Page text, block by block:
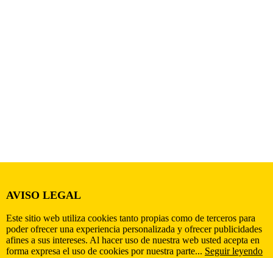
AVISO LEGAL
Este sitio web utiliza cookies tanto propias como de terceros para
poder ofrecer una experiencia personalizada y ofrecer publicidades
afines a sus intereses. Al hacer uso de nuestra web usted acepta en
forma expresa el uso de cookies por nuestra parte... Seguir leyendo